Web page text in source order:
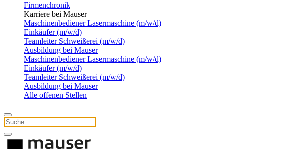
Firmenchronik
Karriere bei Mauser
Maschinenbediener Lasermaschine (m/w/d)
Einkäufer (m/w/d)
Teamleiter Schweißerei (m/w/d)
Ausbildung bei Mauser
Maschinenbediener Lasermaschine (m/w/d)
Einkäufer (m/w/d)
Teamleiter Schweißerei (m/w/d)
Ausbildung bei Mauser
Alle offenen Stellen